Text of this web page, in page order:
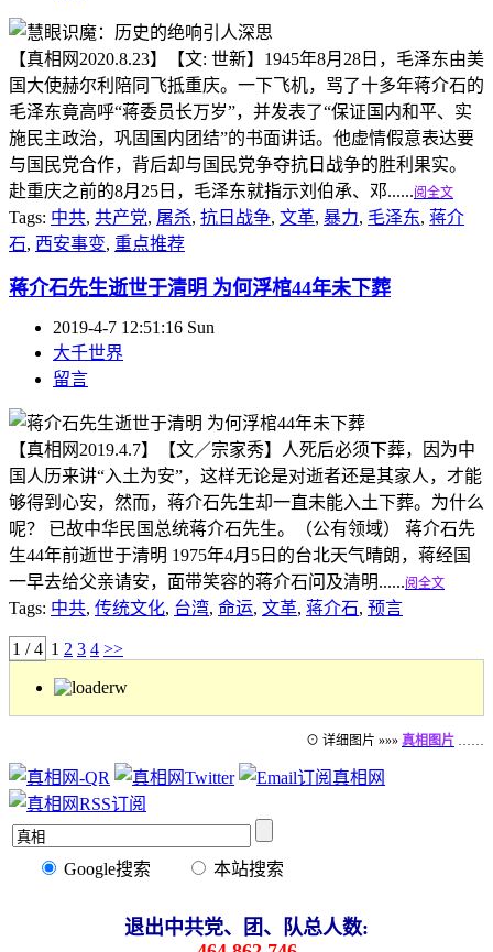
【真相网2020.8.23】【文: 世新】1945年8月28日，毛泽东由美
国大使赫尔利陪同飞抵重庆。一下飞机，骂了十多年蒋介石的
毛泽东竟高呼“蒋委员长万岁”，并发表了“保证国内和平、实
施民主政治，巩固国内团结”的书面讲话。他虚情假意表达要
与国民党合作，背后却与国民党争夺抗日战争的胜利果实。
赴重庆之前的8月25日，毛泽东就指示刘伯承、邓......阅全文
Tags: 中共, 共产党, 屠杀, 抗日战争, 文革, 暴力, 毛泽东, 蒋介
石, 西安事变, 重点推荐
蒋介石先生逝世于清明 为何浮棺44年未下葬
2019-4-7 12:51:16 Sun
大千世界
留言
【真相网2019.4.7】【文／宗家秀】人死后必须下葬，因为中
国人历来讲“入土为安”，这样无论是对逝者还是其家人，才能
够得到心安，然而，蒋介石先生却一直未能入土下葬。为什么
呢？ 已故中华民国总统蒋介石先生。（公有领域） 蒋介石先
生44年前逝世于清明 1975年4月5日的台北天气晴朗，蒋经国
一早去给父亲请安，面带笑容的蒋介石问及清明......阅全文
Tags: 中共, 传统文化, 台湾, 命运, 文革, 蒋介石, 预言
1 / 4 1 2 3 4 >>
⊙ 详细图片 »»» 真相图片 ……
Google搜索 本站搜索
退出中共党、团、队总人数: